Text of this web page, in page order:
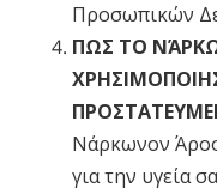
Προσωπικών
ΠΩΣ ΤΟ
Νάρκωνον
για την υγεία